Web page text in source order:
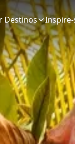
Destinos Inspire-